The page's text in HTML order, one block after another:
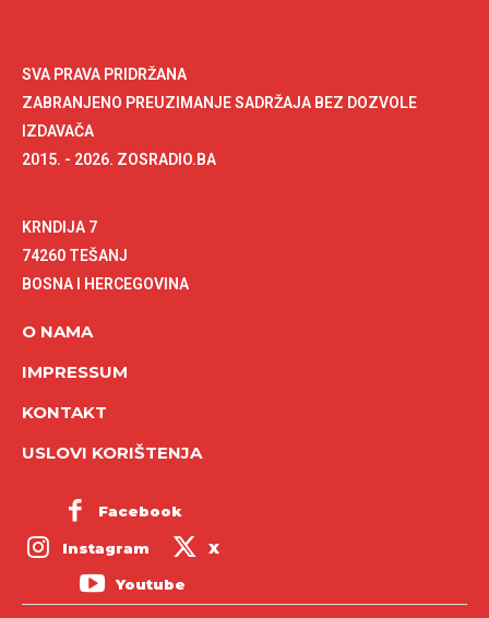
SVA PRAVA PRIDRŽANA
ZABRANJENO PREUZIMANJE SADRŽAJA BEZ DOZVOLE
IZDAVAČA
2015. - 2026. ZOSRADIO.BA
KRNDIJA 7
74260 TEŠANJ
BOSNA I HERCEGOVINA
O NAMA
IMPRESSUM
KONTAKT
USLOVI KORIŠTENJA
Facebook
Instagram X
Youtube